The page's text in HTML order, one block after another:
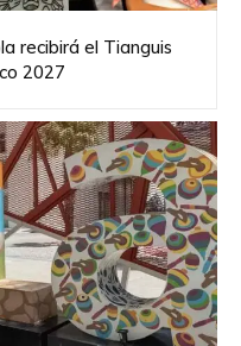
recibirá el Tianguis
2027